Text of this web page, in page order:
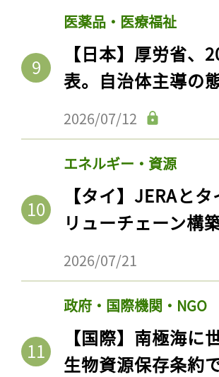
医薬品・医療福祉
【日本】厚労省
表。自治体主導の
2026/07/12
エネルギー・資源
【タイ】JERAと
リューチェーン構
2026/07/21
政府・国際機関・NGO
【国際】南極海
生物資源保存条約